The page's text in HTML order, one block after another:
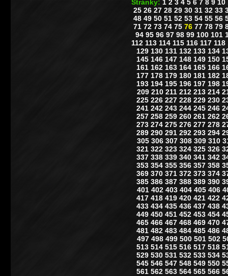
Stránky: 1 2 3 4 5 6 7 8 9 10
25 26 27 28 29 30 31 32 33
48 49 50 51 52 53 54 55 56
71 72 73 74 75 76 77 78 79
94 95 96 97 98 99 100 101
112 113 114 115 116 117 118
129 130 131 132 133 134
145 146 147 148 149 150
161 162 163 164 165 166
177 178 179 180 181 182
193 194 195 196 197 198
209 210 211 212 213 214
225 226 227 228 229 230
241 242 243 244 245 246
257 258 259 260 261 262
273 274 275 276 277 278
289 290 291 292 293 294
305 306 307 308 309 310
321 322 323 324 325 326
337 338 339 340 341 342
353 354 355 356 357 358
369 370 371 372 373 374
385 386 387 388 389 390
401 402 403 404 405 406
417 418 419 420 421 422
433 434 435 436 437 438
449 450 451 452 453 454
465 466 467 468 469 470
481 482 483 484 485 486
497 498 499 500 501 502
513 514 515 516 517 518
529 530 531 532 533 534
545 546 547 548 549 550
561 562 563 564 565 566